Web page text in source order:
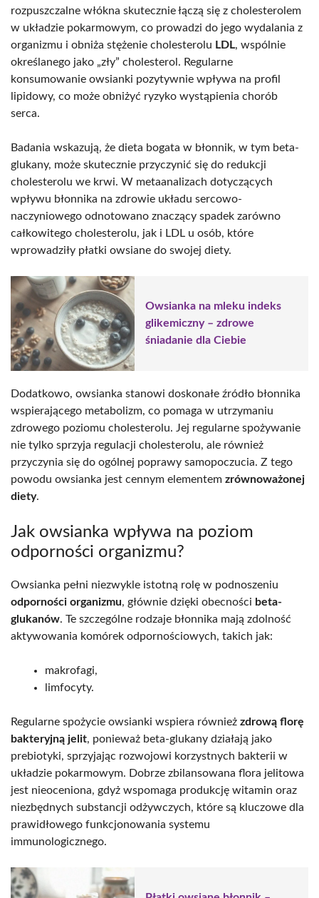
rozpuszczalne włókna skutecznie łączą się z cholesterolem
w układzie pokarmowym, co prowadzi do jego wydalania z
organizmu i obniża stężenie cholesterolu LDL, wspólnie
określanego jako „zły” cholesterol. Regularne
konsumowanie owsianki pozytywnie wpływa na profil
lipidowy, co może obniżyć ryzyko wystąpienia chorób
serca.
Badania wskazują, że dieta bogata w błonnik, w tym beta-
glukany, może skutecznie przyczynić się do redukcji
cholesterolu we krwi. W metaanalizach dotyczących
wpływu błonnika na zdrowie układu sercowo-
naczyniowego odnotowano znaczący spadek zarówno
całkowitego cholesterolu, jak i LDL u osób, które
wprowadziły płatki owsiane do swojej diety.
Owsianka na mleku indeks
glikemiczny – zdrowe
śniadanie dla Ciebie
Dodatkowo, owsianka stanowi doskonałe źródło błonnika
wspierającego metabolizm, co pomaga w utrzymaniu
zdrowego poziomu cholesterolu. Jej regularne spożywanie
nie tylko sprzyja regulacji cholesterolu, ale również
przyczynia się do ogólnej poprawy samopoczucia. Z tego
powodu owsianka jest cennym elementem zrównoważonej
diety.
Jak owsianka wpływa na poziom
odporności organizmu?
Owsianka pełni niezwykle istotną rolę w podnoszeniu
odporności organizmu, głównie dzięki obecności beta-
glukanów. Te szczególne rodzaje błonnika mają zdolność
aktywowania komórek odpornościowych, takich jak:
makrofagi,
limfocyty.
Regularne spożycie owsianki wspiera również zdrową florę
bakteryjną jelit, ponieważ beta-glukany działają jako
prebiotyki, sprzyjając rozwojowi korzystnych bakterii w
układzie pokarmowym. Dobrze zbilansowana flora jelitowa
jest nieoceniona, gdyż wspomaga produkcję witamin oraz
niezbędnych substancji odżywczych, które są kluczowe dla
prawidłowego funkcjonowania systemu
immunologicznego.